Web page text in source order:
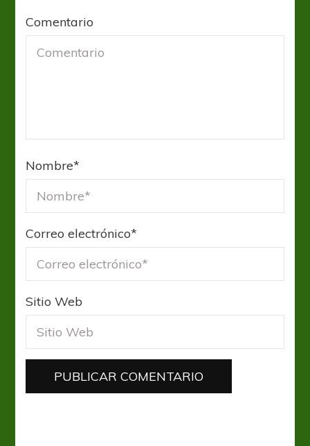
Comentario
Nombre*
Correo electrónico*
Sitio Web